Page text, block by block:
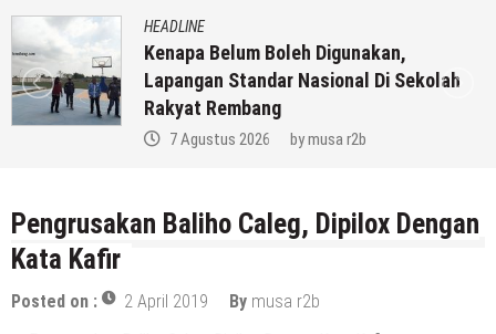
HEADLINE
Kenapa Belum Boleh Digunakan,
Lapangan Standar Nasional Di Sekolah
Rakyat Rembang
7 Agustus 2026 bymusa r2b
Pengrusakan Baliho Caleg, Dipilox Dengan
Kata Kafir
Posted on : 2 April 2019 By musa r2b